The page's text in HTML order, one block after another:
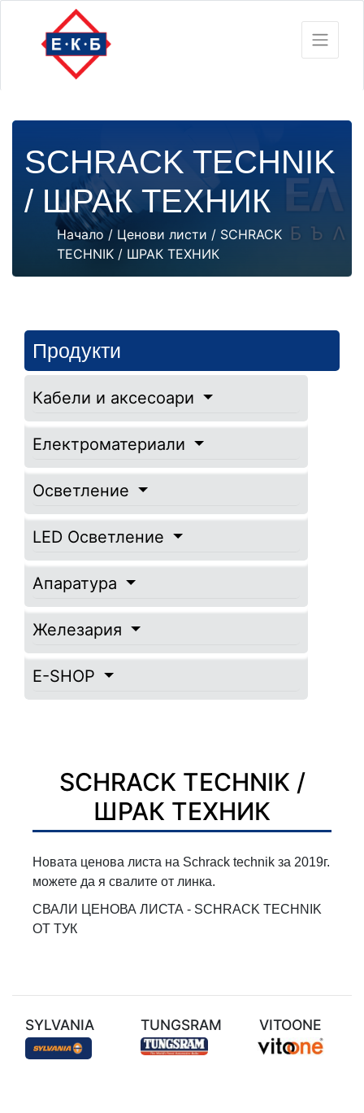
SCHRACK TECHNIK
/ ШРАК ТЕХНИК
Начало / Цeнови листи / SCHRACK
TECHNIK / ШРАК ТЕХНИК
Продукти
Кабели и аксесоари
Електроматериали
Осветление
LED Осветление
Апаратура
Железария
E-SHOP
SCHRACK TECHNIK /
ШРАК ТЕХНИК
Новата ценова листа на Schrack technik за 2019г.
можете да я свалите от линка.
СВАЛИ ЦЕНОВА ЛИСТА - SCHRACK TECHNIK
ОТ ТУК
SYLVANIA TUNGSRAM VITOONE